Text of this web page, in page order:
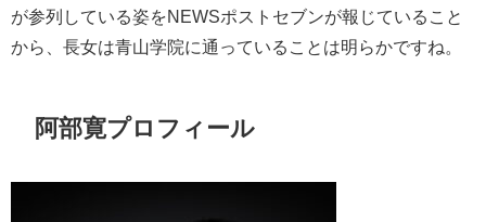
が参列している姿をNEWSポストセブンが報じていること
から、長女は青山学院に通っていることは明らかですね。
阿部寛プロフィール